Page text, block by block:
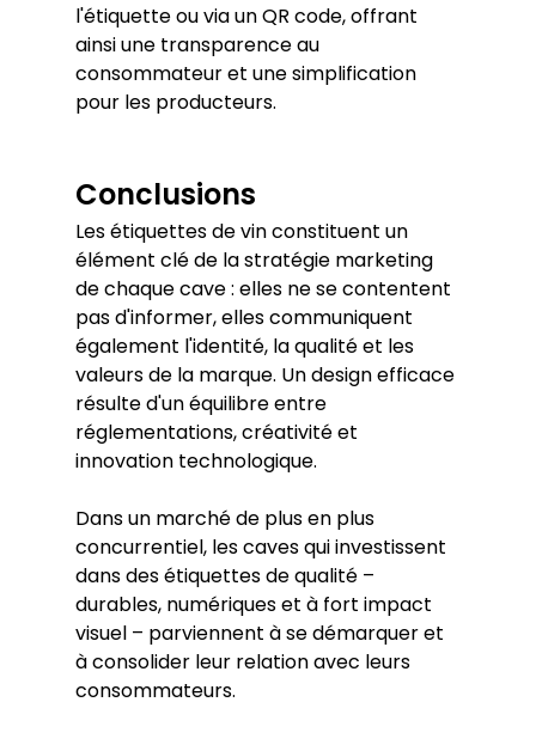
l'étiquette ou via un QR code, offrant
ainsi une transparence au
consommateur et une simplification
pour les producteurs.
Conclusions
Les étiquettes de vin constituent un
élément clé de la stratégie marketing
de chaque cave : elles ne se contentent
pas d'informer, elles communiquent
également l'identité, la qualité et les
valeurs de la marque. Un design efficace
résulte d'un équilibre entre
réglementations, créativité et
innovation technologique.
Dans un marché de plus en plus
concurrentiel, les caves qui investissent
dans des étiquettes de qualité –
durables, numériques et à fort impact
visuel – parviennent à se démarquer et
à consolider leur relation avec leurs
consommateurs.